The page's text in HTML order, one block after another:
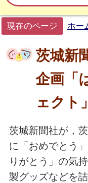
現在のページ ホー
茨城新
企画「
ェクト」
茨城新聞社が，
に「おめでとう
りがとう」の気
製グッズなどを